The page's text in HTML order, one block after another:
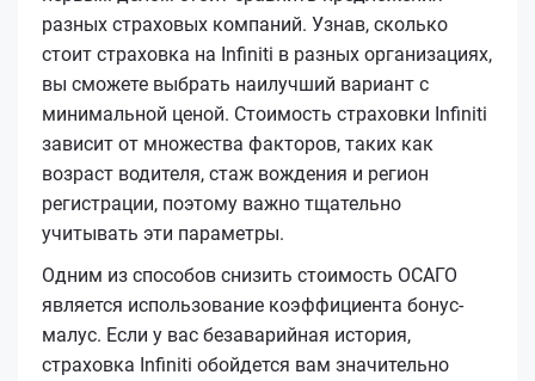
разных страховых компаний. Узнав, сколько
стоит страховка на Infiniti в разных организациях,
вы сможете выбрать наилучший вариант с
минимальной ценой. Стоимость страховки Infiniti
зависит от множества факторов, таких как
возраст водителя, стаж вождения и регион
регистрации, поэтому важно тщательно
учитывать эти параметры.
Одним из способов снизить стоимость ОСАГО
является использование коэффициента бонус-
малус. Если у вас безаварийная история,
страховка Infiniti обойдется вам значительно